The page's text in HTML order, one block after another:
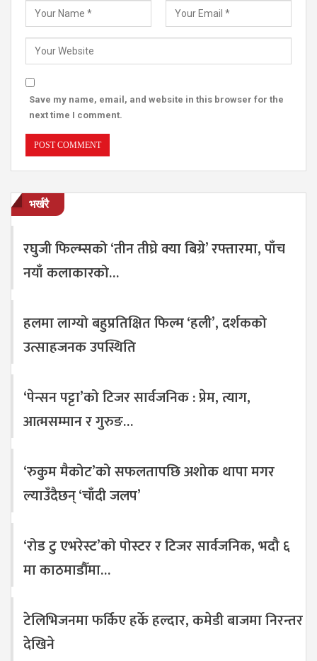
Save my name, email, and website in this browser for the
next time I comment.
भर्खरै
रघुजी फिल्म्सको ‘तीन तीघ्रे क्या बिग्रे’ रफ्तारमा, पाँच
नयाँ कलाकारको…
हलमा लाग्यो बहुप्रतिक्षित फिल्म ‘हली’, दर्शकको
उत्साहजनक उपस्थिति
‘पेन्सन पट्टा’को टिजर सार्वजनिक : प्रेम, त्याग,
आत्मसम्मान र गुरुङ…
‘रुकुम मैकोट’को सफलतापछि अशोक थापा मगर
ल्याउँदैछन् ‘चाँदी जलप’
‘रोड टु एभरेस्ट’को पोस्टर र टिजर सार्वजनिक, भदौ ६
मा काठमाडौँमा…
टेलिभिजनमा फर्किए हर्के हल्दार, कमेडी बाजमा निरन्तर
देखिने